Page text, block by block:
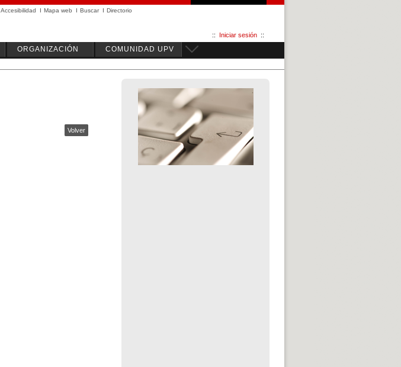
Accesibilidad I Mapa web I Buscar I Directorio
:: Iniciar sesión ::
ORGANIZACIÓN COMUNIDAD UPV
Volver